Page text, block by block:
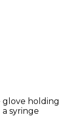
glove holding
a syringe